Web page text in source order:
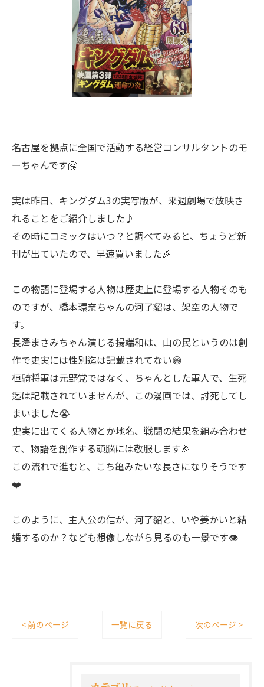
名古屋を拠点に全国で活動する経営コンサルタントのモ
ーちゃんです🤗
実は昨日、キングダム3の実写版が、来週劇場で放映さ
れることをご紹介しました♪
その時にコミックはいつ？と調べてみると、ちょうど新
刊が出ていたので、早速買いました🎉
この物語に登場する人物は歴史上に登場する人物そのも
のですが、橋本環奈ちゃんの河了貂は、架空の人物で
す。
長澤まさみちゃん演じる揚端和は、山の民というのは創
作で史実には性別迄は記載されてない😅
桓騎将軍は元野党ではなく、ちゃんとした軍人で、生死
迄は記載されていませんが、この漫画では、討死してし
まいました😭
史実に出てくる人物とか地名、戦闘の結果を組み合わせ
て、物語を創作する頭脳には敬服します🎉
この流れで進むと、こち亀みたいな長さになりそうです
❤️
このように、主人公の信が、河了貂と、いや姜かいと結
婚するのか？なども想像しながら見るのも一景です👁
< 前のページ 一覧に戻る 次のページ >